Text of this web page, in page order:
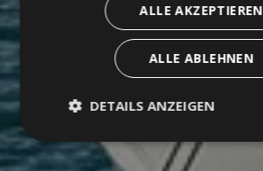
ALLE AKZEPTIEREN
ALLE ABLEHNEN
DETAILS ANZEIGEN